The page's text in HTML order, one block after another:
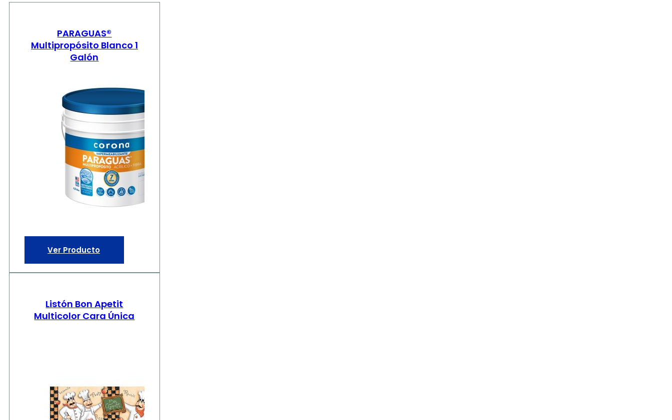
PARAGUAS®
Multipropósito Blanco 1
Galón
Ver Producto
Listón Bon Apetit
Multicolor Cara Única